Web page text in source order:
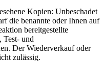
Kopien: Unbeschadet
die benannte oder Ihnen auf
bereitgestellte
und
Der Wiederverkauf oder
zulässig.